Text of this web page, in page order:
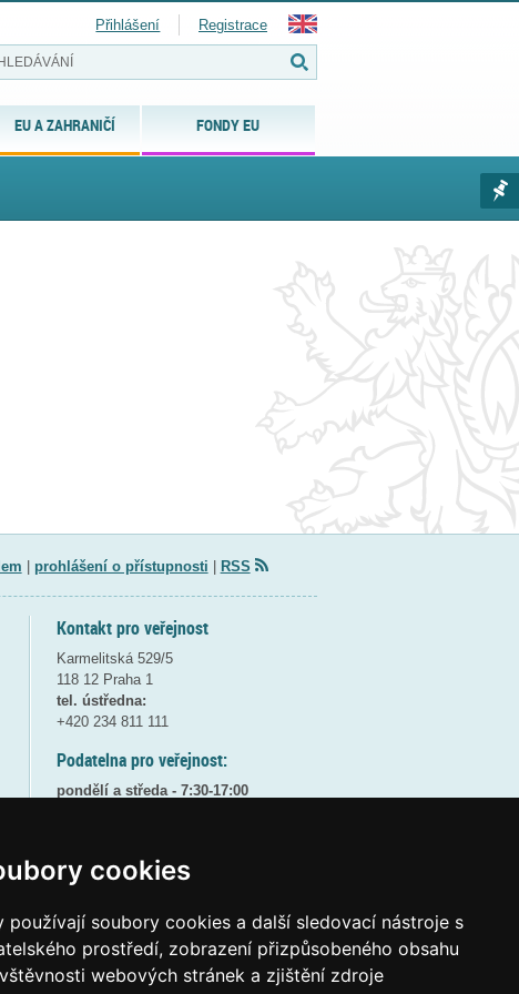
cookies
používají soubory cookies a další sledovací nástroje s
prostředí, zobrazení přizpůsobeného obsahu
webových stránek a zjištění zdroje
EU A ZAHRANIČÍ FONDY EU
Přihlášení Registrace
prohlášení o přístupnosti RSS
Kontakt pro veřejnost
Karmelitská 529/5
118 12 Praha 1
tel. ústředna:
+420 234 811 111
Podatelna pro veřejnost:
pondělí a středa - 7:30-17:00
8:30 - 9:30 - bezpečnostní přestávka
Elektronická podatelna:
posta@msmtgov cz